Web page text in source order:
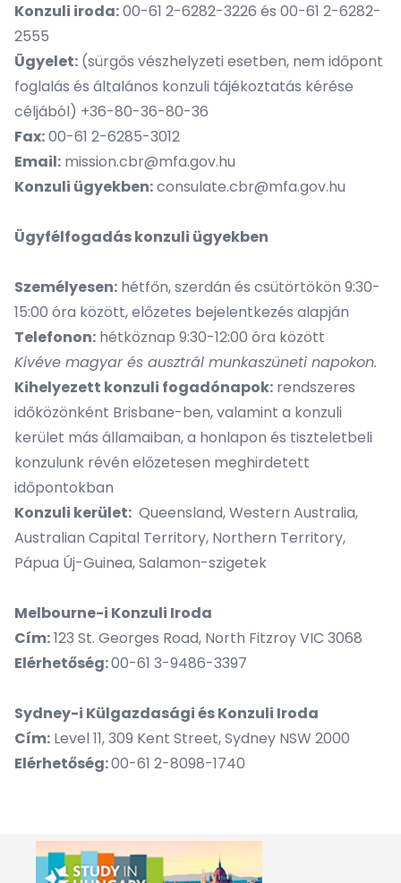
Konzuli iroda:00-61 2-6282-3226 és 00-61 2-6282-
2555
Ügyelet: (sürgős vészhelyzeti esetben, nem időpont
foglalás és általános konzuli tájékoztatás kérése
céljából) +36-80-36-80-36
Fax:00-61 2-6285-3012
Email: mission.cbr@mfa.gov.hu
Konzuli ügyekben:consulate.cbr@mfa.gov.hu
Ügyfélfogadás konzuli ügyekben
Személyesen: hétfőn, szerdán és csütörtökön 9:30-
15:00 óra között, előzetes bejelentkezés alapján
Telefonon: hétköznap 9:30-12:00 óra között
Kivéve magyar és ausztrál munkaszüneti napokon.
Kihelyezett konzuli fogadónapok: rendszeres
időközönként Brisbane-ben, valamint a konzuli
kerület más államaiban, a honlapon és tiszteletbeli
konzulunk révén előzetesen meghirdetett
időpontokban
Konzuli kerület: Queensland, Western Australia,
Australian Capital Territory, Northern Territory,
Pápua Új-Guinea, Salamon-szigetek
Melbourne-i Konzuli Iroda
Cím:123 St. Georges Road, North Fitzroy VIC 3068
Elérhetőség:00-61 3-9486-3397
Sydney-i Külgazdasági és Konzuli Iroda
Cím: Level 11, 309 Kent Street, Sydney NSW 2000
Elérhetőség:00-61 2-8098-1740